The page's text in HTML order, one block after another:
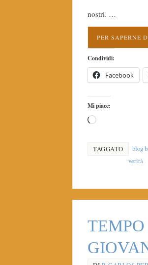
nostri. …
PER SAPERNE
Condividi:
Facebook
Mi piace:
TAGGATO blog
verità